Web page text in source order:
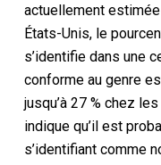
actuellement
États-Unis, le
s’identifie dans une
conforme au genre
jusqu’à 27 % chez
indique qu’il est
s’identifiant comme